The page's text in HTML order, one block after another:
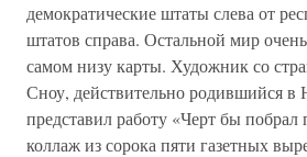
демократические штаты слева от
штатов справа. Остальной мир
самом низу карты. Художник со
Сноу, действительно родившийся
представил работу «Черт бы
коллаж из сорока пяти газетных